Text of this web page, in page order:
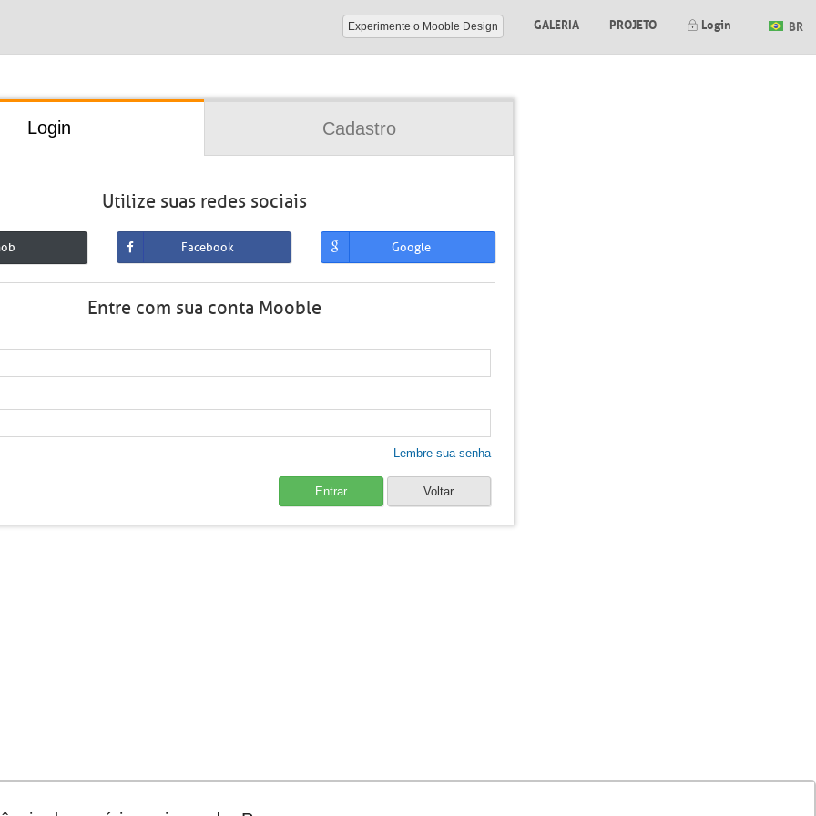
Experimente o Mooble Design GALERIA PROJETO Login BR
Login Cadastro
Utilize suas redes sociais
Facebook Google
Entre com sua conta Mooble
Lembre sua senha
Entrar Voltar